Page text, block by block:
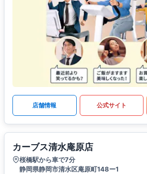
店舗情報 公式サイト
カーブス清水庵原店
桜橋駅から車で7分
静岡県静岡市清水区庵原町148ー1